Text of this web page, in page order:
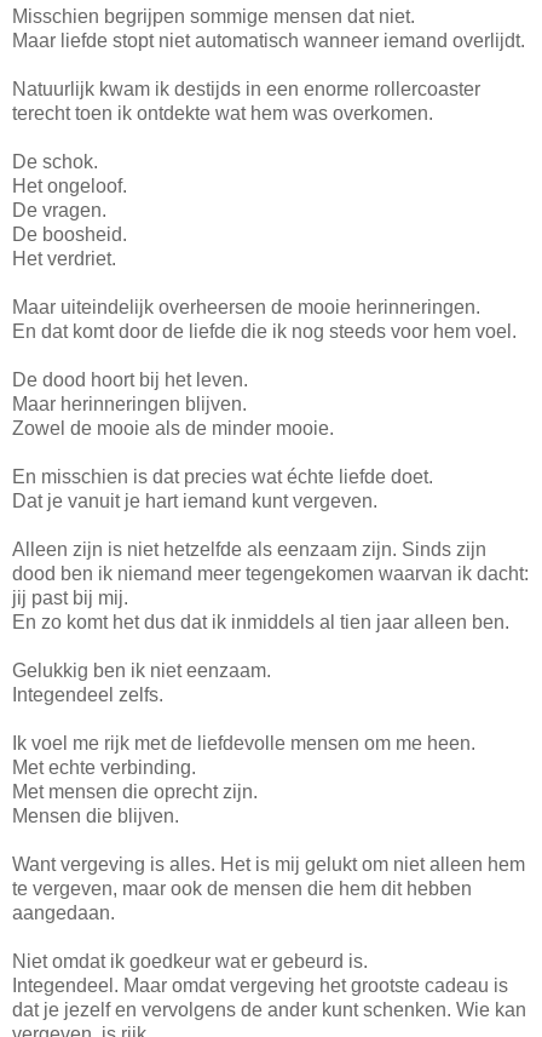
Misschien begrijpen sommige mensen dat niet.
Maar liefde stopt niet automatisch wanneer iemand overlijdt.
Natuurlijk kwam ik destijds in een enorme rollercoaster
terecht toen ik ontdekte wat hem was overkomen.
De schok.
Het ongeloof.
De vragen.
De boosheid.
Het verdriet.
Maar uiteindelijk overheersen de mooie herinneringen.
En dat komt door de liefde die ik nog steeds voor hem voel.
De dood hoort bij het leven.
Maar herinneringen blijven.
Zowel de mooie als de minder mooie.
En misschien is dat precies wat échte liefde doet.
Dat je vanuit je hart iemand kunt vergeven.
Alleen zijn is niet hetzelfde als eenzaam zijn. Sinds zijn
dood ben ik niemand meer tegengekomen waarvan ik dacht:
jij past bij mij.
En zo komt het dus dat ik inmiddels al tien jaar alleen ben.
Gelukkig ben ik niet eenzaam.
Integendeel zelfs.
Ik voel me rijk met de liefdevolle mensen om me heen.
Met echte verbinding.
Met mensen die oprecht zijn.
Mensen die blijven.
Want vergeving is alles. Het is mij gelukt om niet alleen hem
te vergeven, maar ook de mensen die hem dit hebben
aangedaan.
Niet omdat ik goedkeur wat er gebeurd is.
Integendeel. Maar omdat vergeving het grootste cadeau is
dat je jezelf en vervolgens de ander kunt schenken. Wie kan